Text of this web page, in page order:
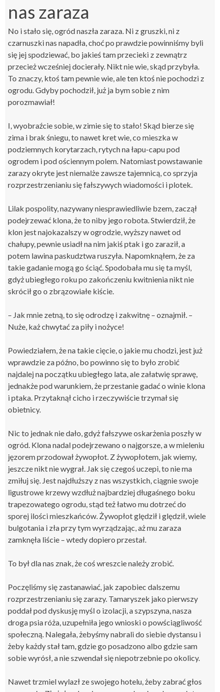
nas zaraza
No i stało się,ogródnaszła zaraza. Ni z gruszki, ni z
czarnuszkinas napadła, choćpo prawdziepowinniśmy byli
się jej spodziewać, bo jakieś tamprzecieki z zewnątrz
przecież wcześniej docierały. Nikt nie wie, skąd przybyła.
To znaczy, ktoś tam pewnie wie, ale ten ktoś nie pochodzi z
ogrodu. Gdyby pochodził, już ja bym sobie z nim
porozmawiał!
I, wyobraźcie sobie, w zimie się to stało! Skąd bierze się
zima i brak śniegu, to nawet kret wie, co mieszka w
podziemnych korytarzach, rytych na łapu-capu pod
ogrodem i pod ościennym polem. Natomiast powstawanie
zarazy okryte jest niemalże zawsze tajemnicą, co sprzyja
rozprzestrzenianiu się fałszywych wiadomości i plotek.
Lilak pospolity, nazywany niesprawiedliwie bzem, zaczął
podejrzewać klona, że to niby jego robota. Stwierdził, że
klon jestnajokazalszyw ogrodzie, wyższy nawet od
chałupy, pewnie usiadł na nim jakiś ptak i go zaraził, a
potem lawina paskudztwa ruszyła. Napomknąłem , że za
takie gadanie mogą go ściąć. Spodobała mu się ta myśl,
gdyżubiegłego roku po zakończeniu kwitnienianikt nie
skrócił go o zbrązowiałe kiście.
– Jak mnie zetną, to się odrodzę i zakwitnę – oznajmił. –
Nuże, każ chwytać za piły i nożyce!
Powiedziałem, że na takie cięcie, o jakie mu chodzi, jest już
wprawdzie za późno, bo powinno się to było zrobić
najdalej na początku ubiegłego lata, ale załatwię sprawę,
jednakże pod warunkiem, że przestanie gadać o winie klona
i ptaka. Przytaknął cicho i rzeczywiście trzymał się
obietnicy.
Nic to jednak nie dało, gdyż fałszywe oskarżenia poszły w
ogród. Klona nadal podejrzewano o najgorsze, a w mieleniu
jęzorem przodował żywopłot. Z żywopłotem, jak wiemy,
jeszcze nikt nie wygrał. Jak się czegoś uczepi, to nie ma
zmiłuj się. Jest najdłuższy z nas wszystkich, ciągnie swoje
ligustrowe krzewy wzdłuż najbardziej długaśnego boku
trapezowatego ogrodu, stąd też łatwo mu dotrzeć do
sporej ilości mieszkańców. Żywopłot ględził i ględził, wiele
bulgotania i zła przy tym wyrządzając, aż mu zaraza
zamknęła liście – wtedy dopiero przestał.
To był dla nas znak, że coś wreszcie należy zrobić.
Poczęliśmy się zastanawiać, jak zapobiec dalszemu
rozprzestrzenianiu się zarazy. Tamaryszek jako pierwszy
poddał pod dyskusję myśl o izolacji, a szypszyna, nasza
droga psia róża, uzupełniła jego wnioski o powściągliwość
społeczną. Nalegała, żebyśmy nabrali do siebie dystansu i
żeby każdy stał tam, gdzie go posadzono albo gdzie sam
sobie wyrósł, a nie szwendał się niepotrzebnie po okolicy.
Nawet trzmiel wylazł ze swojego hotelu, żeby zabrać głos